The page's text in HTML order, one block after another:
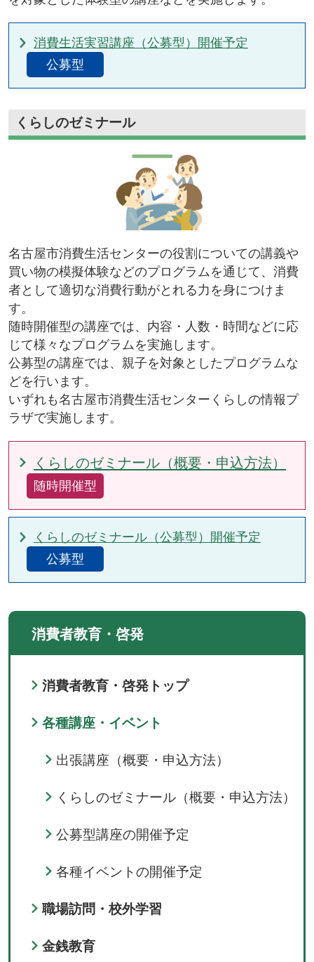
消費生活実習講座（公募型）開催予定
公募型
くらしのゼミナール
名古屋市消費生活センターの役割についての講義や
買い物の模擬体験などのプログラムを通じて、消費
者として適切な消費行動がとれる力を身につけま
す。
随時開催型の講座では、内容・人数・時間などに応
じて様々なプログラムを実施します。
公募型の講座では、親子を対象としたプログラムな
どを行います。
いずれも名古屋市消費生活センターくらしの情報プ
ラザで実施します。
くらしのゼミナール（概要・申込方法）
随時開催型
くらしのゼミナール（公募型）開催予定
公募型
消費者教育・啓発
消費者教育・啓発トップ
各種講座・イベント
出張講座（概要・申込方法）
くらしのゼミナール（概要・申込方法）
公募型講座の開催予定
各種イベントの開催予定
職場訪問・校外学習
金銭教育